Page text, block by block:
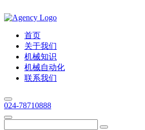
首页
关于我们
机械知识
机械自动化
联系我们
024-78710888